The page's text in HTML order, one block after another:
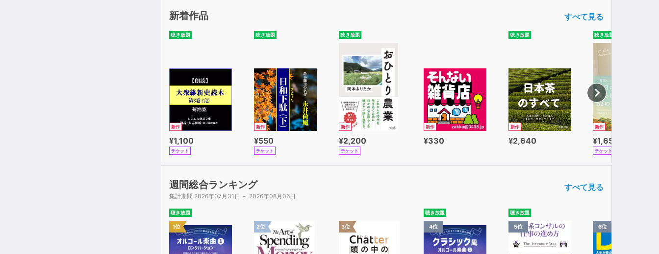
新着作品 すべて見る
聴き放題
新作
¥1,100
チケット
聴き放題
新作
¥550
チケット
聴き放題
新作
¥2,200
チケット
新作
¥330
聴き放題
新作
¥2,640
聴き放題
新作
¥1,650
チケット
週間総合ランキング
集計期間 2026年07月31日 ～ 2026年08月06日
すべて見る
聴き放題
1位 2位 3位
聴き放題
4位
聴き放題
5位 6位